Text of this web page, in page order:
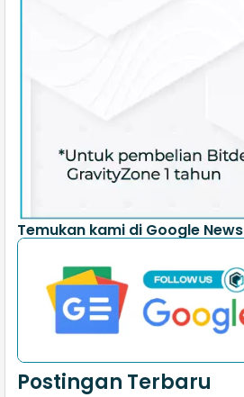
Temukan kami di Google News
Postingan Terbaru